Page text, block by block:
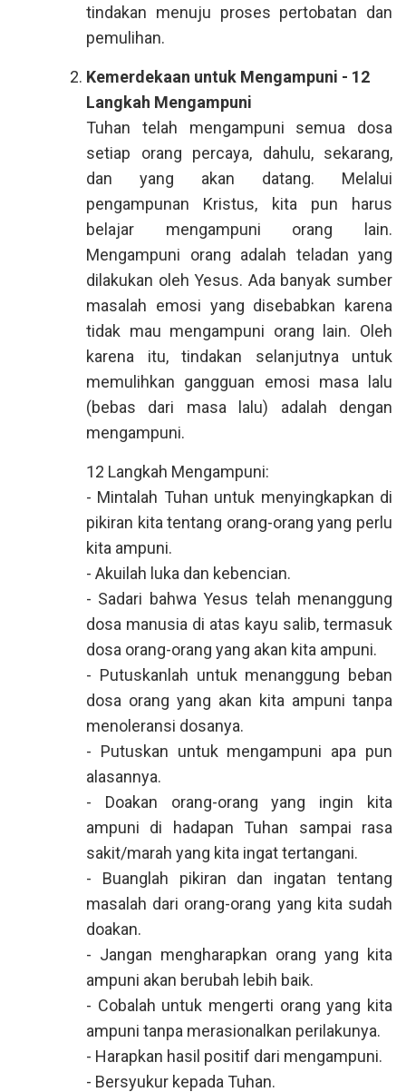
tindakan menuju proses pertobatan dan
pemulihan.
Kemerdekaan untuk Mengampuni - 12
Langkah Mengampuni
Tuhan telah mengampuni semua dosa
setiap orang percaya, dahulu, sekarang,
dan yang akan datang. Melalui
pengampunan Kristus, kita pun harus
belajar mengampuni orang lain.
Mengampuni orang adalah teladan yang
dilakukan oleh Yesus. Ada banyak sumber
masalah emosi yang disebabkan karena
tidak mau mengampuni orang lain. Oleh
karena itu, tindakan selanjutnya untuk
memulihkan gangguan emosi masa lalu
(bebas dari masa lalu) adalah dengan
mengampuni.
12 Langkah Mengampuni:
- Mintalah Tuhan untuk menyingkapkan di
pikiran kita tentang orang-orang yang perlu
kita ampuni.
- Akuilah luka dan kebencian.
- Sadari bahwa Yesus telah menanggung
dosa manusia di atas kayu salib, termasuk
dosa orang-orang yang akan kita ampuni.
- Putuskanlah untuk menanggung beban
dosa orang yang akan kita ampuni tanpa
menoleransi dosanya.
- Putuskan untuk mengampuni apa pun
alasannya.
- Doakan orang-orang yang ingin kita
ampuni di hadapan Tuhan sampai rasa
sakit/marah yang kita ingat tertangani.
- Buanglah pikiran dan ingatan tentang
masalah dari orang-orang yang kita sudah
doakan.
- Jangan mengharapkan orang yang kita
ampuni akan berubah lebih baik.
- Cobalah untuk mengerti orang yang kita
ampuni tanpa merasionalkan perilakunya.
- Harapkan hasil positif dari mengampuni.
- Bersyukur kepada Tuhan.